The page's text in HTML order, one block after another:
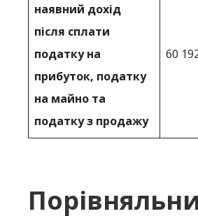
наявний дохід
після сплати
податку на
прибуток, податку
на майно та
податку з продажу
60